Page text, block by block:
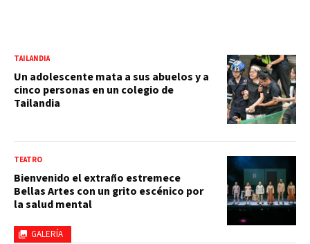
TAILANDIA
Un adolescente mata a sus abuelos y a
cinco personas en un colegio de
Tailandia
GALERÍA
TEATRO
Bienvenido el extraño estremece
Bellas Artes con un grito escénico por
la salud mental